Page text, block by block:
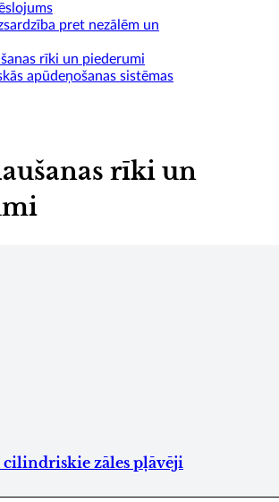
pret nezālēm un
rīki un piederumi
apūdeņošanas sistēmas
rīki un
zāles pļāvēji